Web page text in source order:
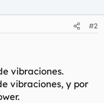
#2
vibraciones.
vibraciones, y por